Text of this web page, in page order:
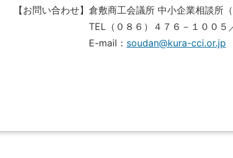
【お問い合わせ】倉敷商工会議所 中小企業相談所（
TEL（０８６）４７６－１００５／FAX
E-mail： soudan@kura-cci.or.jp